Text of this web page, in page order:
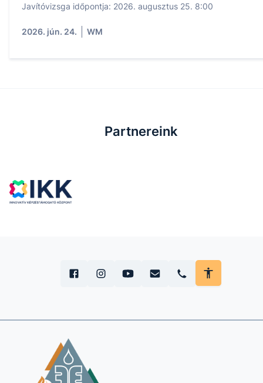
Javítóvizsga időpontja: 2026. augusztus 25. 8:00
2026. jún. 24. WM
Partnereink